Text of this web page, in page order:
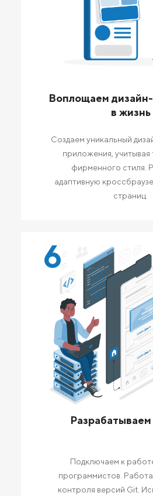
Воплощаем
в жизнь
Создаем уникальный
приложения, учитывая
фирменного стиля.
адаптивную
страниц.
6
Подключаем к
программистов.
контроля версий Git.